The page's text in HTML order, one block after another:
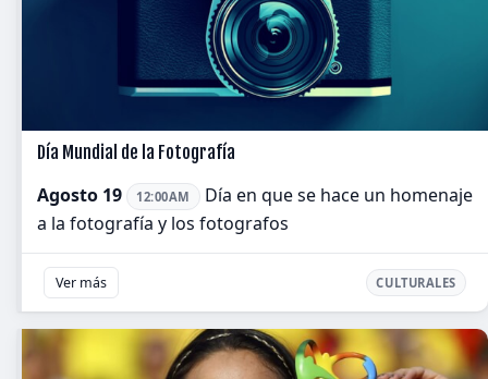
Día Mundial de la Fotografía
Agosto 19 12:00AM
Día en que se hace un homenaje
a la fotografía y los fotografos
Ver más CULTURALES